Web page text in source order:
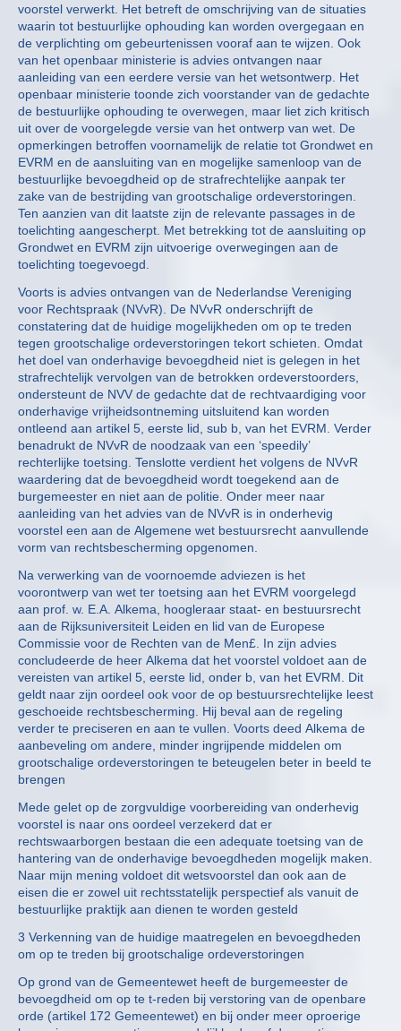
voorstel verwerkt. Het betreft de omschrijving van de situaties
waarin tot bestuurlijke ophouding kan worden overgegaan en
de verplichting om gebeurtenissen vooraf aan te wijzen. Ook
van het openbaar ministerie is advies ontvangen naar
aanleiding van een eerdere versie van het wetsontwerp. Het
openbaar ministerie toonde zich voorstander van de gedachte
de bestuurlijke ophouding te overwegen, maar liet zich kritisch
uit over de voorgelegde versie van het ontwerp van wet. De
opmerkingen betroffen voornamelijk de relatie tot Grondwet en
EVRM en de aansluiting van en mogelijke samenloop van de
bestuurlijke bevoegdheid op de strafrechtelijke aanpak ter
zake van de bestrijding van grootschalige ordeverstoringen.
Ten aanzien van dit laatste zijn de relevante passages in de
toelichting aangescherpt. Met betrekking tot de aansluiting op
Grondwet en EVRM zijn uitvoerige overwegingen aan de
toelichting toegevoegd.
Voorts is advies ontvangen van de Nederlandse Vereniging
voor Rechtspraak (NVvR). De NVvR onderschrijft de
constatering dat de huidige mogelijkheden om op te treden
tegen grootschalige ordeverstoringen tekort schieten. Omdat
het doel van onderhavige bevoegdheid niet is gelegen in het
strafrechtelijk vervolgen van de betrokken ordeverstoorders,
ondersteunt de NVV de gedachte dat de rechtvaardiging voor
onderhavige vrijheidsontneming uitsluitend kan worden
ontleend aan artikel 5, eerste lid, sub b, van het EVRM. Verder
benadrukt de NVvR de noodzaak van een ‘speedily’
rechterlijke toetsing. Tenslotte verdient het volgens de NVvR
waardering dat de bevoegdheid wordt toegekend aan de
burgemeester en niet aan de politie. Onder meer naar
aanleiding van het advies van de NVvR is in onderhevig
voorstel een aan de Algemene wet bestuursrecht aanvullende
vorm van rechtsbescherming opgenomen.
Na verwerking van de voornoemde adviezen is het
voorontwerp van wet ter toetsing aan het EVRM voorgelegd
aan prof. w. E.A. Alkema, hoogleraar staat- en bestuursrecht
aan de Rijksuniversiteit Leiden en lid van de Europese
Commissie voor de Rechten van de Men£. In zijn advies
concludeerde de heer Alkema dat het voorstel voldoet aan de
vereisten van artikel 5, eerste lid, onder b, van het EVRM. Dit
geldt naar zijn oordeel ook voor de op bestuursrechtelijke leest
geschoeide rechtsbescherming. Hij beval aan de regeling
verder te preciseren en aan te vullen. Voorts deed Alkema de
aanbeveling om andere, minder ingrijpende middelen om
grootschalige ordeverstoringen te beteugelen beter in beeld te
brengen
Mede gelet op de zorgvuldige voorbereiding van onderhevig
voorstel is naar ons oordeel verzekerd dat er
rechtswaarborgen bestaan die een adequate toetsing van de
hantering van de onderhavige bevoegdheden mogelijk maken.
Naar mijn mening voldoet dit wetsvoorstel dan ook aan de
eisen die er zowel uit rechtsstatelijk perspectief als vanuit de
bestuurlijke praktijk aan dienen te worden gesteld
3 Verkenning van de huidige maatregelen en bevoegdheden
om op te treden bij grootschalige ordeverstoringen
Op grond van de Gemeentewet heeft de burgemeester de
bevoegdheid om op te t-reden bij verstoring van de openbare
orde (artikel 172 Gemeentewet) en bij onder meer oproerige